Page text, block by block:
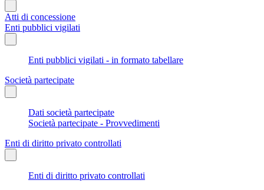
Atti di concessione
Enti pubblici vigilati
Enti pubblici vigilati - in formato tabellare
Società partecipate
Dati società partecipate
Società partecipate - Provvedimenti
Enti di diritto privato controllati
Enti di diritto privato controllati